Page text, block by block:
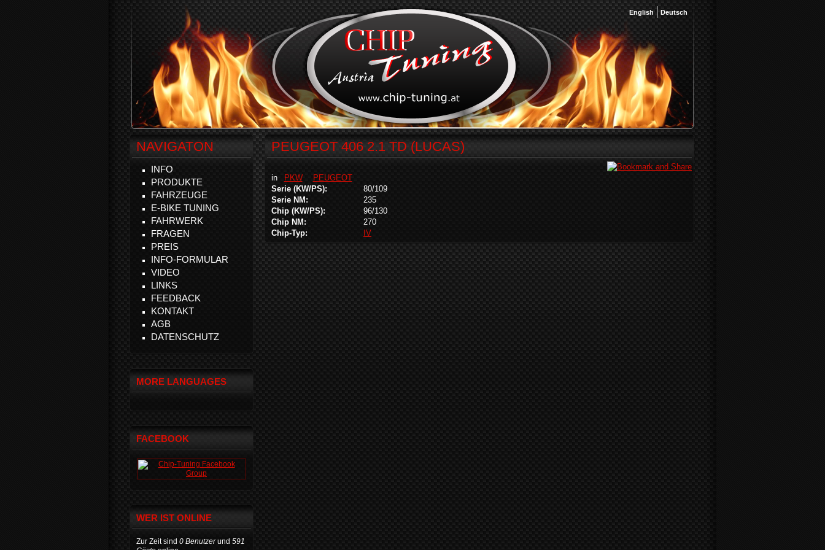
English Deutsch
PEUGEOT 406 2.1 TD (LUCAS)
in PKW
PEUGEOT
Serie (KW/PS):
80/109
Serie NM:
235
Chip (KW/PS):
96/130
Chip NM:
270
Chip-Typ:
IV
NAVIGATON
INFO
PRODUKTE
FAHRZEUGE
E-BIKE TUNING
FAHRWERK
FRAGEN
PREIS
INFO-FORMULAR
VIDEO
LINKS
FEEDBACK
KONTAKT
AGB
DATENSCHUTZ
MORE LANGUAGES
FACEBOOK
WER IST ONLINE
Zur Zeit sind 0 Benutzerund 591